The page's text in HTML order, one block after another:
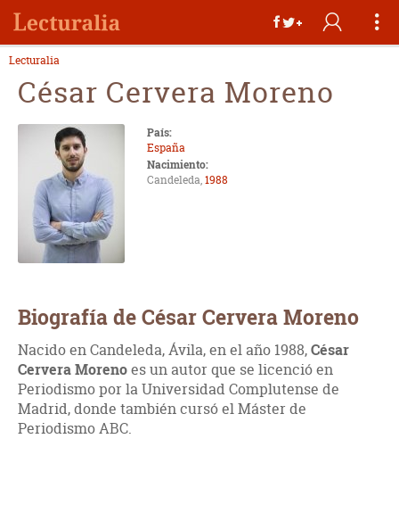
Lecturalia
César Cervera Moreno
País:
España
Nacimiento:
Candeleda,1988
Biografía de César Cervera Moreno
Nacido en Candeleda, Ávila, en el año 1988,César
Cervera Morenoes un autor que se licenció en
Periodismo por la Universidad Complutense de
Madrid, donde también cursó el Máster de
Periodismo ABC.